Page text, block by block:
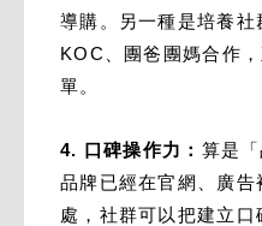
導購。另一種是培養
KOC、團爸團媽合作
單。
4. 口碑操作力： 算是
品牌已經在官網、廣
處，社群可以把建立